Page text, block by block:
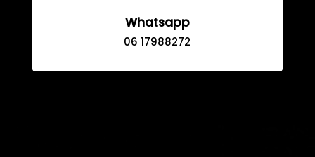
Whatsapp
06 17988272